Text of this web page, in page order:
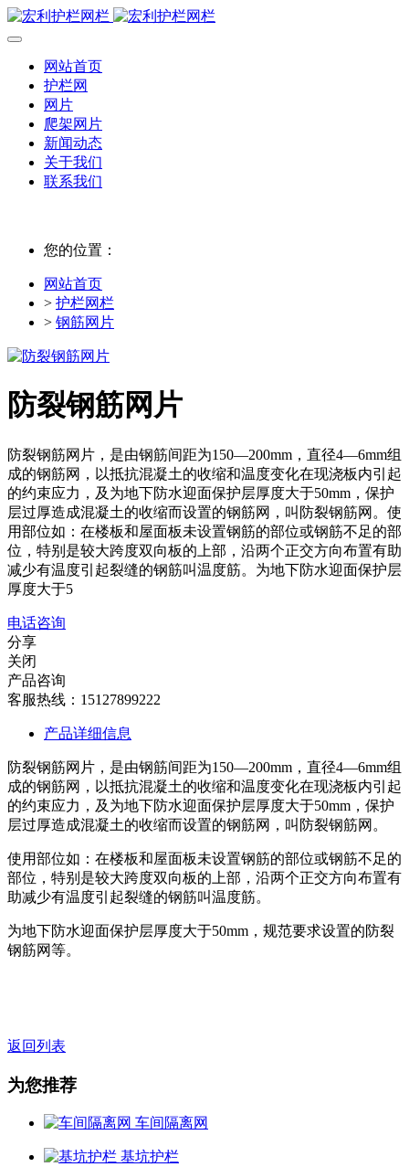
网站首页
护栏网
网片
爬架网片
新闻动态
关于我们
联系我们
您的位置：
网站首页
> 护栏网栏
> 钢筋网片
防裂钢筋网片
防裂钢筋网片，是由钢筋间距为150—200mm，直径4—6mm组
成的钢筋网，以抵抗混凝土的收缩和温度变化在现浇板内引起
的约束应力，及为地下防水迎面保护层厚度大于50mm，保护
层过厚造成混凝土的收缩而设置的钢筋网，叫防裂钢筋网。使
用部位如：在楼板和屋面板未设置钢筋的部位或钢筋不足的部
位，特别是较大跨度双向板的上部，沿两个正交方向布置有助
减少有温度引起裂缝的钢筋叫温度筋。为地下防水迎面保护层
厚度大于5
电话咨询
分享
关闭
产品咨询
客服热线：15127899222
产品详细信息
防裂钢筋网片，是由钢筋间距为150—200mm，直径4—6mm组
成的钢筋网，以抵抗混凝土的收缩和温度变化在现浇板内引起
的约束应力，及为地下防水迎面保护层厚度大于50mm，保护
层过厚造成混凝土的收缩而设置的钢筋网，叫防裂钢筋网。
使用部位如：在楼板和屋面板未设置钢筋的部位或钢筋不足的
部位，特别是较大跨度双向板的上部，沿两个正交方向布置有
助减少有温度引起裂缝的钢筋叫温度筋。
为地下防水迎面保护层厚度大于50mm，规范要求设置的防裂
钢筋网等。
返回列表
为您推荐
车间隔离网
基坑护栏